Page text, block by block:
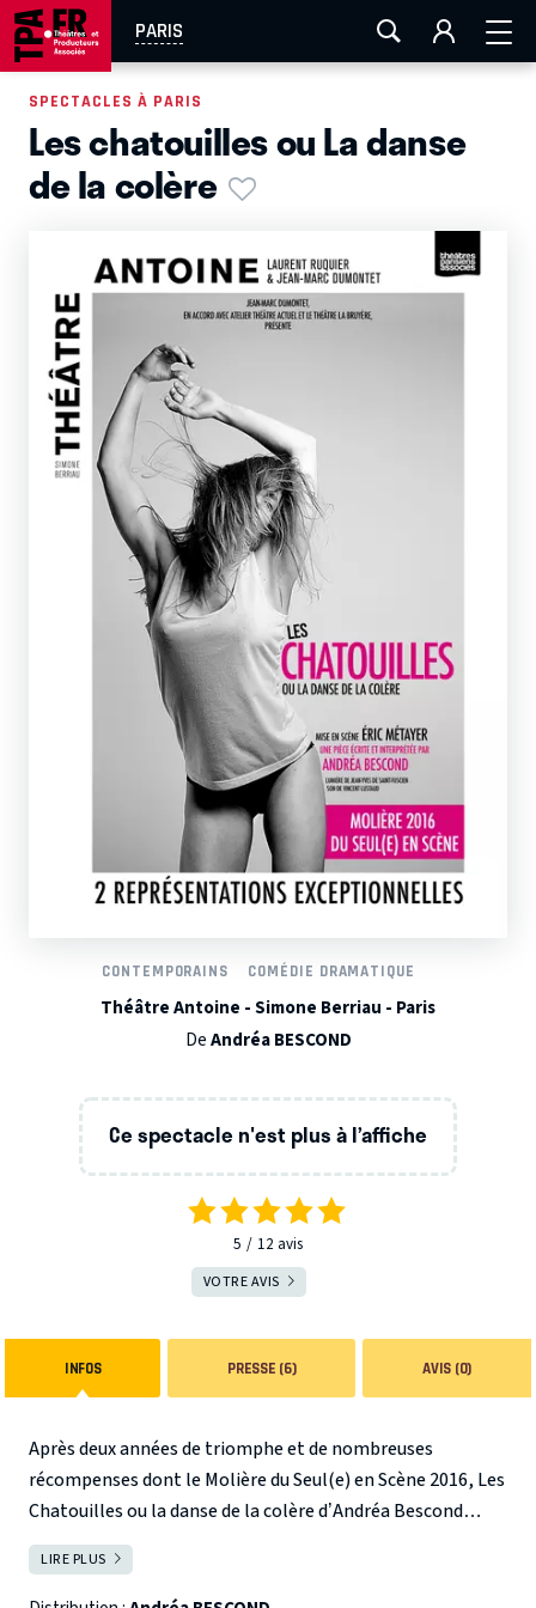
PARIS
AIX-MARSEILLE LA ROCHELLE
EN TOURNÉE
SPECTACLES À PARIS
Les chatouilles ou La danse
de la colère
CONTEMPORAINS COMÉDIE DRAMATIQUE
Théâtre Antoine - Simone Berriau - Paris
DeAndréa BESCOND
Ce spectacle n'est plus à l’affiche
5 12 avis
VOTRE AVIS
INFOS PRESSE (6) AVIS (0)
Après deux années de triomphe et de nombreuses
récompenses dont le Molière du Seul(e) en Scène 2016, Les
Chatouilles ou la danse de la colère d’Andréa Bescond
revient pour 2 représentations exceptionnelles à Paris.
L'histoire insolite d'Odette, une jeune danseuse dont
LIRE PLUS